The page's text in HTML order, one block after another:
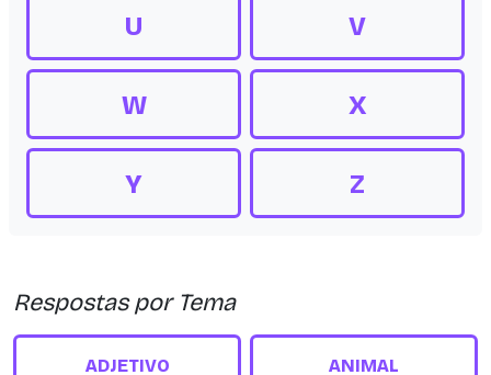
U V
W X
Y Z
Respostas por Tema
ADJETIVO ANIMAL